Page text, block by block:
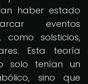
haber estado
eventos
como solsticios,
Esta teoría
solo tenían un
sino que